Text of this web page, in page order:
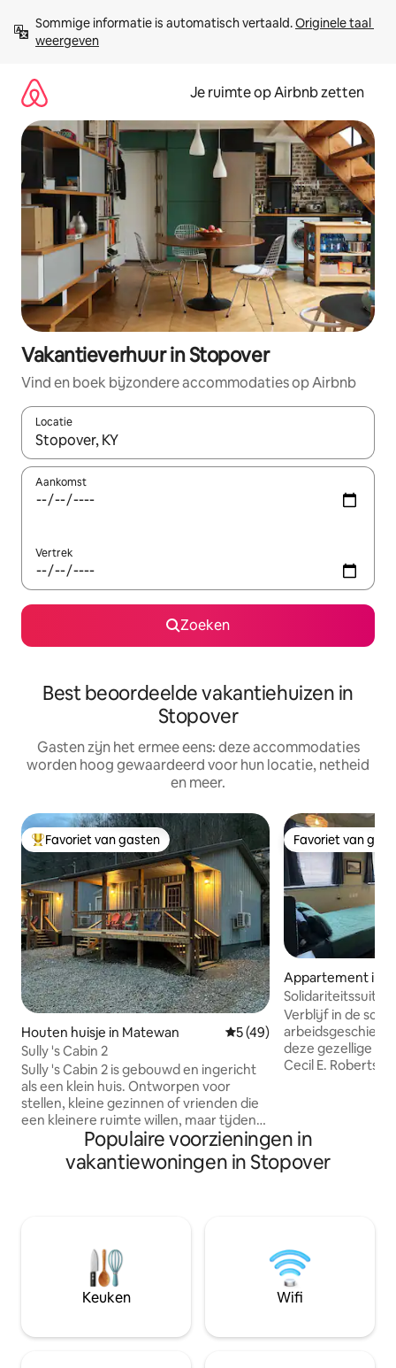
direct
naar
Sommige informatie is automatisch vertaald. Originele taal
weergeven
Je ruimte op Airbnb zetten
Vakantieverhuur in Stopover
Vind en boek bijzondere accommodaties op Airbnb
Locatie
Wanneer er suggesties beschikbaar zijn, maak je een keuze
Aankomst
Vertrek
Zoeken
Best beoordeelde vakantiehuizen in
Stopover
Gasten zijn het ermee eens: deze accommodaties
worden hoog gewaardeerd voor hun locatie, netheid
en meer.
Topfavoriet van gasten
Favoriet van gasten
Houten huisje in Matewan Gemiddelde beoordeling
5 (49)
Sully 's Cabin 2
Sully 's Cabin 2 is gebouwd en ingericht
als een klein huis. Ontworpen voor
stellen, kleine gezinnen of vrienden die
een kleinere ruimte willen, maar tijdens
hun verblijf geen afstand willen doen
van luxe. Verlaat de paden en in 2
minuten ben je terug bij je luxe hut die
vervolgens op de veranda aan de
voorkant of op het terras aan de
achterkant bij de vuurplaats, of kijk
gewoon wat tv. Maximaal 4 gasten. Huur
hebt.
Favoriet van
Favoriet van
Appartement in
Solidariteitssuite
historische
Verblijf in de
deze gezellige
Cecil E. Roberts-
Wars Museum.
complete
wifi en twee
McCoy Street.
parkeerplaats
gemeentehuis
Populaire voorzieningen in
vakantiewoningen in Stopover
Keuken Wifi